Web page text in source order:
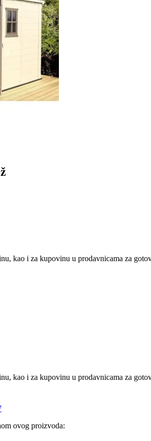
kao i za kupovinu u prodavnicama za
kao i za kupovinu u prodavnicama za
ovog proizvoda: